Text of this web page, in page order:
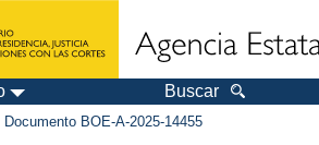
Buscar
Documento BOE-A-2025-14455